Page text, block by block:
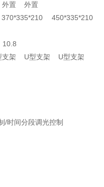
置 外置
450*335*210
架 U型支架 U型支架
/时间分段调光控制